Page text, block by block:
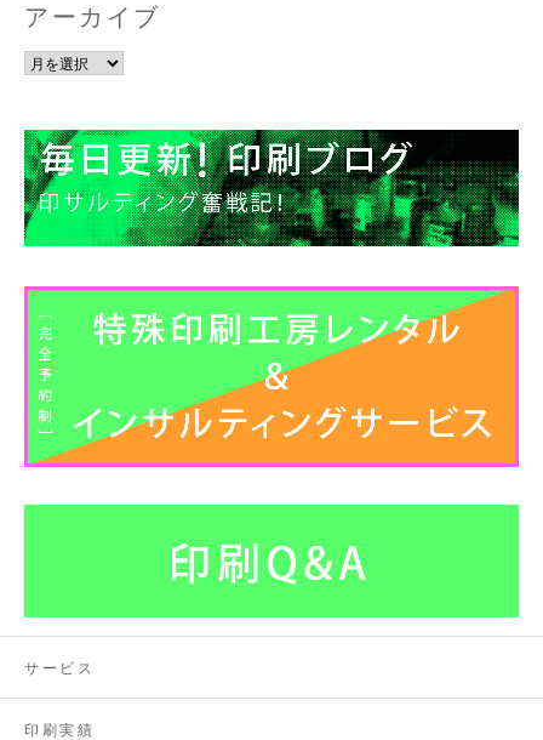
アーカイブ
ア
カ
イ
ブ
サービス
印刷実績